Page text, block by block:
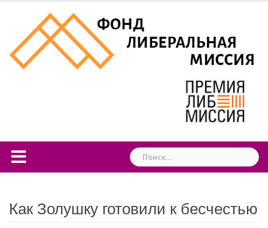
content
Найти:
Как Золушку готовили к бесчестью